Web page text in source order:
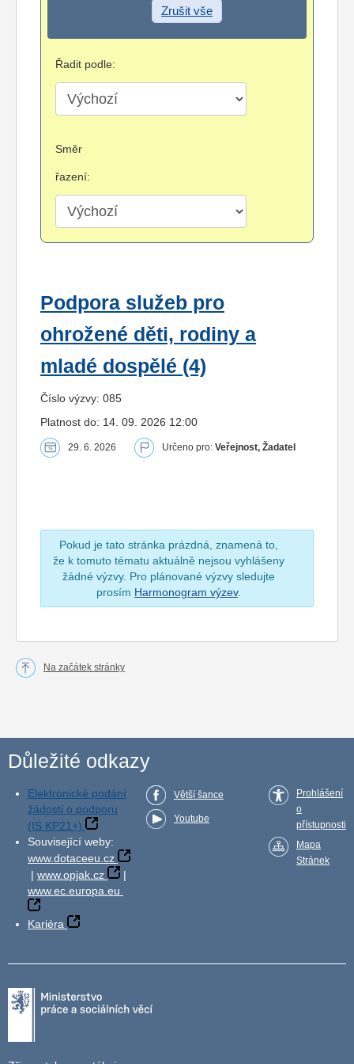
Zrušit vše
Řadit podle:
Směr
řazení:
Podpora služeb pro
ohrožené děti, rodiny a
mladé dospělé (4)
Číslo výzvy: 085
Platnost do: 14. 09. 2026 12:00
29. 6. 2026 Určeno pro: Veřejnost, Žadatel
Pokud je tato stránka prázdná, znamená to,
že k tomuto tématu aktuálně nejsou vyhlášeny
žádné výzvy. Pro plánované výzvy sledujte
prosím Harmonogram výzev.
Na začátek stránky
Důležité odkazy
Elektronické podání
žádosti o podporu
(IS KP21+)
Související weby:
www.dotaceeu.cz
| www.opjak.cz
|
www.ec.europa.eu
Kariéra
Větší šance
Youtube
Prohlášení
o
přístupnosti
Mapa
Stránek